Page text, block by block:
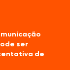
ser
de